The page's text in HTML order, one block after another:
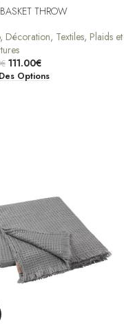
THROW
, Décoration, Textiles, Plaids et
€ 111.00€
Options